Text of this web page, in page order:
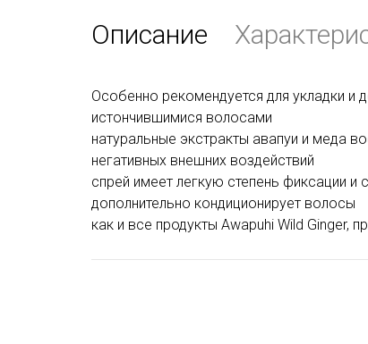
Описание
Особенно рекомендуется для укладки и
истончившимися волосами
натуральные экстракты авапуи и меда
негативных внешних воздействий
спрей имеет легкую степень фиксации
дополнительно кондиционирует волосы
как и все продукты Awapuhi Wild Ginger,